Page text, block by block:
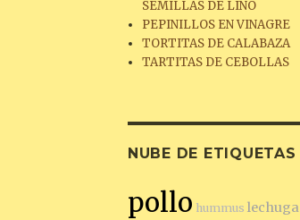
SEMILLAS DE LINO
PEPINILLOS EN VINAGRE
TORTITAS DE CALABAZA
TARTITAS DE CEBOLLAS
NUBE DE ETIQUETAS
pollo hummus lechuga